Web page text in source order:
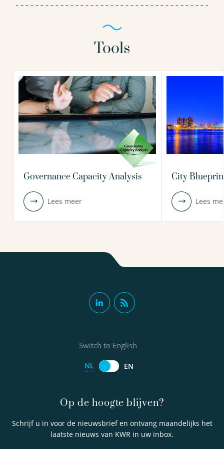
Tools
Governance Capacity Analysis
Lees meer
City
Lees
Op de hoogte blijven?
Schrijf u in voor de nieuwsbrief en ontvang maandelijks het
laatste nieuws van KWR in uw inbox.
Switch to English
NL EN